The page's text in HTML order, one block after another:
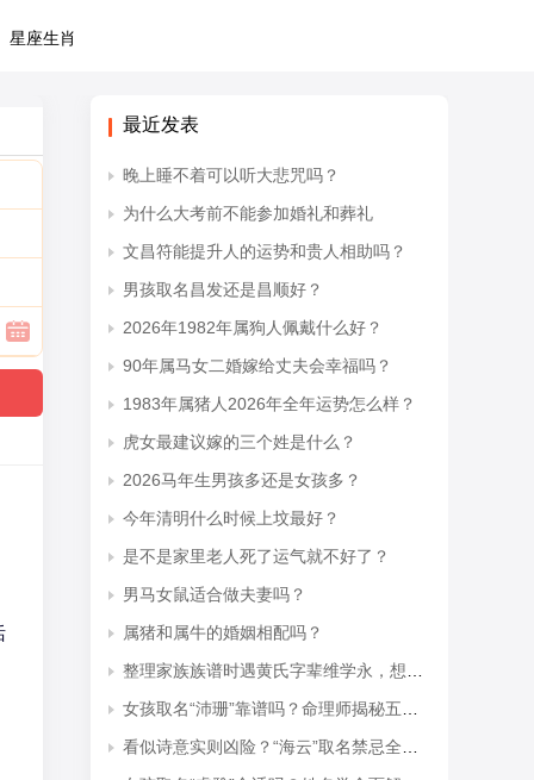
星座生肖
最近发表
晚上睡不着可以听大悲咒吗？
为什么大考前不能参加婚礼和葬礼
文昌符能提升人的运势和贵人相助吗？
男孩取名昌发还是昌顺好？
2026年1982年属狗人佩戴什么好？
90年属马女二婚嫁给丈夫会幸福吗？
1983年属猪人2026年全年运势怎么样？
虎女最建议嫁的三个姓是什么？
2026马年生男孩多还是女孩多？
今年清明什么时候上坟最好？
是不是家里老人死了运气就不好了？
男马女鼠适合做夫妻吗？
属猪和属牛的婚姻相配吗？
整理家族族谱时遇黄氏字辈维学永，想知道后续接续的是什么字辈？
女孩取名“沛珊”靠谱吗？命理师揭秘五行隐患与适配命格
看似诗意实则凶险？“海云”取名禁忌全解析